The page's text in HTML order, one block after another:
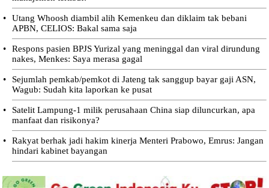
•
Utang Whoosh diambil alih Kemenkeu dan diklaim tak bebani
APBN, CELIOS: Bakal sama saja
•
Respons pasien BPJS Yurizal yang meninggal dan viral dirundung
nakes, Menkes: Saya merasa gagal
•
Sejumlah pemkab/pemkot di Jateng tak sanggup bayar gaji ASN,
Wagub: Sudah kita laporkan ke pusat
•
Satelit Lampung-1 milik perusahaan China siap diluncurkan, apa
manfaat dan risikonya?
•
Rakyat berhak jadi hakim kinerja Menteri Prabowo, Emrus: Jangan
hindari kabinet bayangan